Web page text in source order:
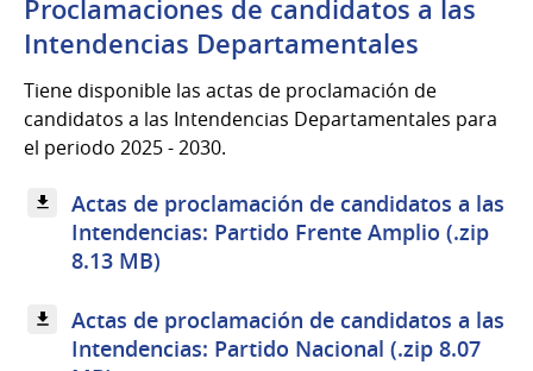
Proclamaciones de candidatos a las
Intendencias Departamentales
Tiene disponible las actas de proclamación de
candidatos a las Intendencias Departamentales para
el periodo 2025 - 2030.
Actas de proclamación de candidatos a las
Intendencias: Partido Frente Amplio (.zip
8.13 MB)
Actas de proclamación de candidatos a las
Intendencias: Partido Nacional (.zip 8.07